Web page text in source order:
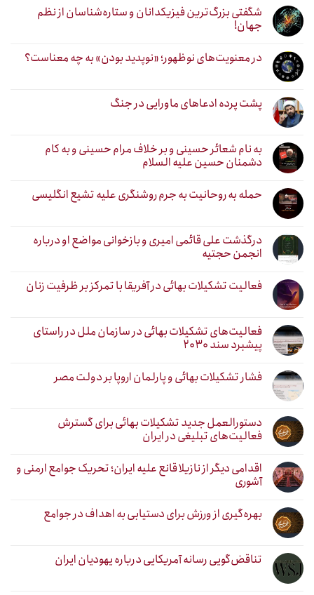
شگفتی بزرگ‌ترین فیزیکدانان و ستاره‌شناسان از نظم
جهان!
در معنویت‌های نوظهور؛ «نوپدید بودن» به چه معناست؟
پشت پرده ادعاهای ماورایی در جنگ
به نام شعائر حسینی و بر خلاف مرام حسینی و به کام
دشمنان حسین علیه السلام
حمله به روحانیت به جرم روشنگری علیه تشیع انگلیسی
درگذشت علی قائمی امیری و بازخوانی مواضع او درباره
انجمن حجتیه
فعالیت تشکیلات بهائی در آفریقا با تمرکز بر ظرفیت زنان
فعالیت‌های تشکیلات بهائی در سازمان ملل در راستای
پیشبرد سند ۲۰۳۰
فشار تشکیلات بهائی و پارلمان اروپا بر دولت مصر
دستورالعمل جدید تشکیلات بهائی برای گسترش
فعالیت‌های تبلیغی در ایران
اقدامی دیگر از نازیلا قانع علیه ایران؛ تحریک جوامع ارمنی و
آشوری
بهره‌گیری از ورزش برای دستیابی به اهداف در جوامع
تناقض‌گویی رسانه آمریکایی درباره یهودیان ایران